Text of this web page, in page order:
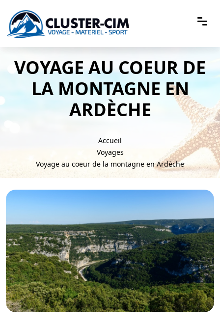
VOYAGE AU COEUR DE
LA MONTAGNE EN
ARDÈCHE
Accueil
Voyages
Voyage au coeur de la montagne en Ardèche